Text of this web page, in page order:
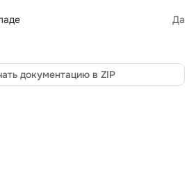
Да
документацию в ZIP